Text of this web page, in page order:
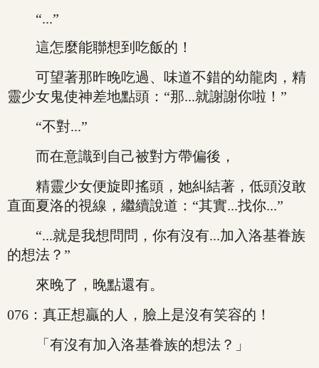
“...”
這怎麼能聯想到吃飯的！
可望著那昨晚吃過、味道不錯的幼龍肉，精
靈少女鬼使神差地點頭：“那...就謝謝你啦！”
“不對...”
而在意識到自己被對方帶偏後，
精靈少女便旋即搖頭，她糾結著，低頭沒敢
直面夏洛的視線，繼續說道：“其實...找你...”
“...就是我想問問，你有沒有...加入洛基眷族
的想法？”
來晚了，晚點還有。
076：真正想贏的人，臉上是沒有笑容的！
「有沒有加入洛基眷族的想法？」